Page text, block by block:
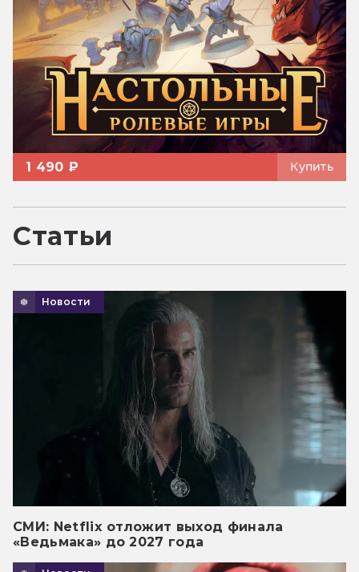
1 490 ₽ Купить
Статьи
Новости
СМИ: Netflix отложит выход финала
«Ведьмака» до 2027 года